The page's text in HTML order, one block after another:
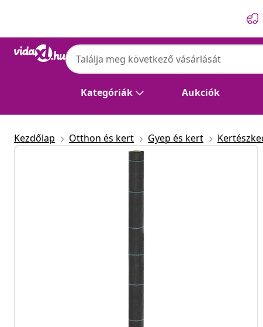
Kategóriák Aukciók
Kezdőlap Otthon és kert Gyep és kert